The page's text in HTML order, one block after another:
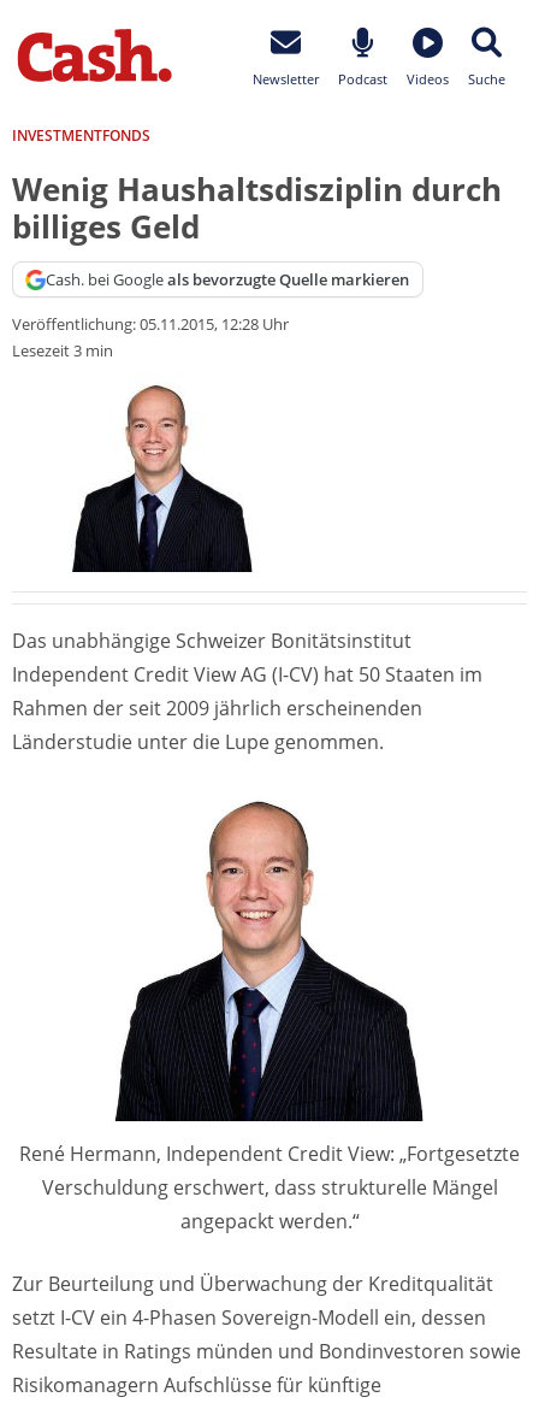
Newsletter Podcast Videos Suche
INVESTMENTFONDS
Wenig Haushaltsdisziplin durch
billiges Geld
Cash. bei Googleals bevorzugte Quelle markieren
Veröffentlichung:05.11.2015, 12:28 Uhr
Lesezeit 3 min
Das unabhängige Schweizer Bonitätsinstitut
Independent Credit View AG (I-CV) hat 50 Staaten im
Rahmen der seit 2009 jährlich erscheinenden
Länderstudie unter die Lupe genommen.
René Hermann, Independent Credit View: „Fortgesetzte
Verschuldung erschwert, dass strukturelle Mängel
angepackt werden.“
Zur Beurteilung und Überwachung der Kreditqualität
setzt I-CV ein 4-Phasen Sovereign-Modell ein, dessen
Resultate in Ratings münden und Bondinvestoren sowie
Risikomanagern Aufschlüsse für künftige